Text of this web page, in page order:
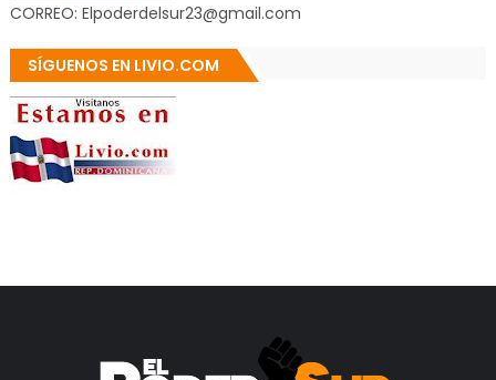
CORREO: Elpoderdelsur23@gmail.com
SÍGUENOS EN LIVIO.COM